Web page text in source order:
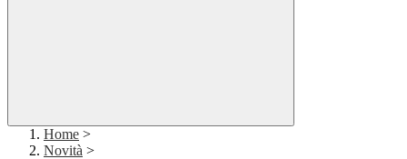
Home >
Novità >